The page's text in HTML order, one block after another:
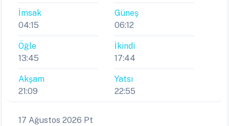
İmsak
04:15
Güneş
06:12
Öğle
13:45
İkindi
17:44
Akşam
21:09
Yatsı
22:55
17 Ağustos 2026 Pt